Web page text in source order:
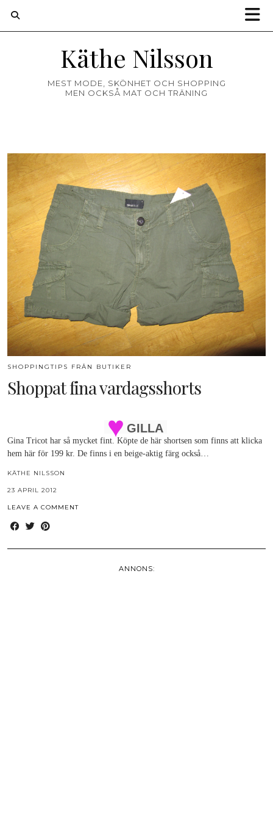
Käthe Nilsson
MEST MODE, SKÖNHET OCH SHOPPING
MEN OCKSÅ MAT OCH TRÄNING
SHOPPINGTIPS FRÅN BUTIKER
Shoppat fina vardagsshorts
GILLA
Gina Tricot har så mycket fint. Köpte de här shortsen som finns att klicka
hem här för 199 kr. De finns i en beige-aktig färg också…
KÄTHE NILSSON
23 APRIL 2012
LEAVE A COMMENT
ANNONS: